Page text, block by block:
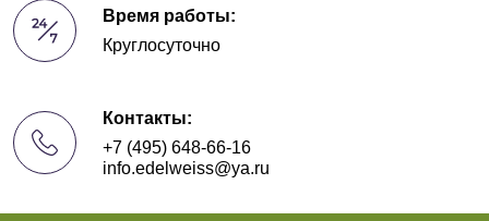
Время работы:
Круглосуточно
Контакты:
+7 (495) 648-66-16
info.edelweiss@ya.ru